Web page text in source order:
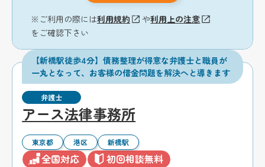
※ご利用の際には利用規約 や利用上の注意
をご確認下さい
【新橋駅徒歩4分】債務整理が得意な弁護士と職員が
一丸となって、お客様の借金問題を解決へと導きます
弁護士
アース法律事務所
東京都 港区 新橋駅
全国対応 初回相談無料